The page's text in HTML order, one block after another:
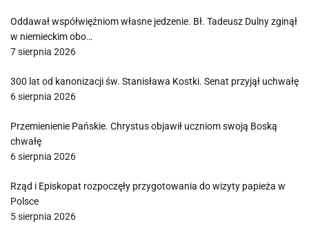
Oddawał współwięźniom własne jedzenie. Bł. Tadeusz Dulny zginął
w niemieckim obo…
7 sierpnia 2026
300 lat od kanonizacji św. Stanisława Kostki. Senat przyjął uchwałę
6 sierpnia 2026
Przemienienie Pańskie. Chrystus objawił uczniom swoją Boską
chwałę
6 sierpnia 2026
Rząd i Episkopat rozpoczęły przygotowania do wizyty papieża w
Polsce
5 sierpnia 2026